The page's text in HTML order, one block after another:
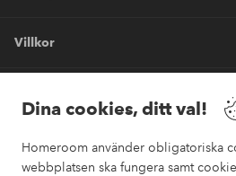
Dina cookies, ditt val!
Homeroom använder obligatoriska
webbplatsen ska fungera samt
Villkor